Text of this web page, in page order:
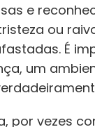
e
ou
É
um
por vezes